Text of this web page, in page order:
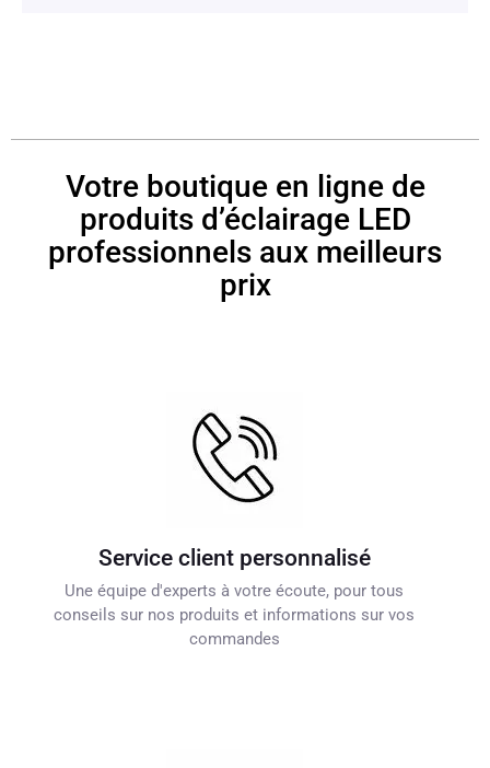
Votre boutique en ligne de
produits d’éclairage LED
professionnels aux meilleurs
prix
Service client personnalisé
Une équipe d'experts à votre écoute, pour tous
conseils sur nos produits et informations sur vos
commandes